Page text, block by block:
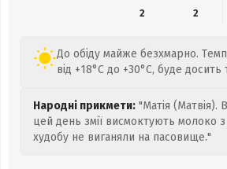
2
2
До обіду майже безхмарно.
від +18°C до +30°C, буде досить
Народні прикмети: "Матія (Матвія).
цей день змії висмоктують молоко
худобу не виганяли на пасовище."